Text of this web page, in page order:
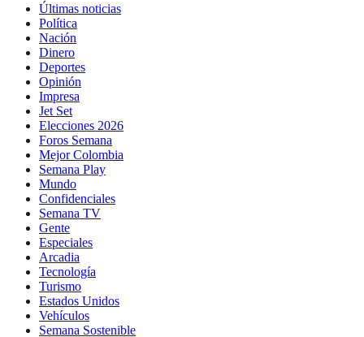
Últimas noticias
Política
Nación
Dinero
Deportes
Opinión
Impresa
Jet Set
Elecciones 2026
Foros Semana
Mejor Colombia
Semana Play
Mundo
Confidenciales
Semana TV
Gente
Especiales
Arcadia
Tecnología
Turismo
Estados Unidos
Vehículos
Semana Sostenible